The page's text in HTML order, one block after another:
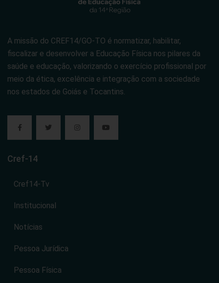
A missão do CREF14/GO-TO é normatizar, habilitar,
fiscalizar e desenvolver a Educação Física nos pilares da
saúde e educação, valorizando o exercício profissional por
meio da ética, excelência e integração com a sociedade
nos estados de Goiás e Tocantins.
Cref-14
Cref14-Tv
Institucional
Notícias
Pessoa Jurídica
Pessoa Física